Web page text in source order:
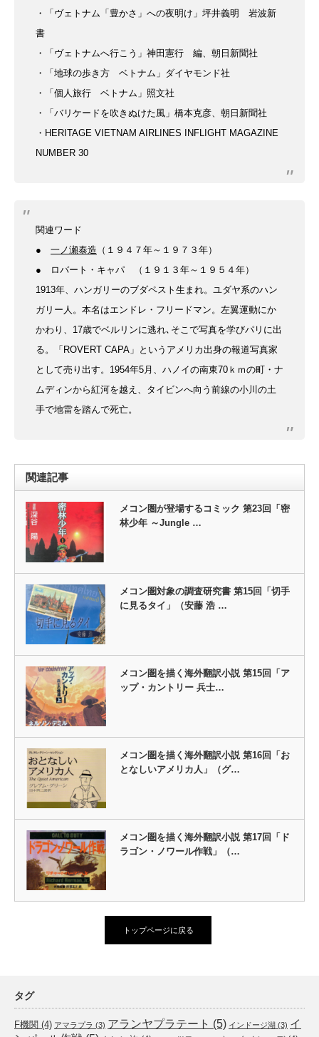
・「ヴェトナム「豊かさ」への夜明け」 坪井義明 岩波新
書
・「ヴェトナムへ行こう」 神田憲行 編、朝日新聞社
・「地球の歩き方 ベトナム」 ダイヤモンド社
・「個人旅行 ベトナム」 照文社
・「バリケードを吹きぬけた風」 橋本克彦、朝日新聞社
・HERITAGE VIETNAM AIRLINES
INFLIGHT MAGAZINE
NUMBER 30
関連ワード
● 一ノ瀬泰造 （１９４７年～１９７３年）
● ロバート・キャパ （１９１３年～１９５４年）
1913年、ハンガリーのブダペスト 生まれ。ユダヤ系のハン
ガリー人。 本名はエンドレ・フリードマン。 左翼運動にか
かわり、17歳でベルリンに逃れ､そこで写真を学びパリに出
る。「ROVERT CAPA」 というアメリカ出身の報道写真家
と して売り出す。1954年5月、ハノイの南東70ｋｍの町・ナ
ムディンから紅河を越え、タイビンへ向う前線の小川の土
手で地雷を踏んで死亡。
関連記事
メコン圏が登場するコミック 第23回「密
林少年 ～Jungle …
メコン圏対象の調査研究書 第15回「切手
に見るタイ」（安藤 浩 …
メコン圏を描く海外翻訳小説 第15回「ア
ップ・カントリー 兵士…
メコン圏を描く海外翻訳小説 第16回「お
となしいアメリカ人」（グ…
メコン圏を描く海外翻訳小説 第17回「ド
ラゴン・ノワール作戦」（…
トップページに戻る
タグ
F機関 (4) アマラプラ (3) アランヤプラテート (5) インドージ湖 (3) イ